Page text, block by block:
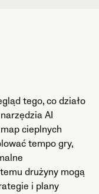
tego, co działo
AI
cieplnych
tempo gry,
drużyny mogą
i plany